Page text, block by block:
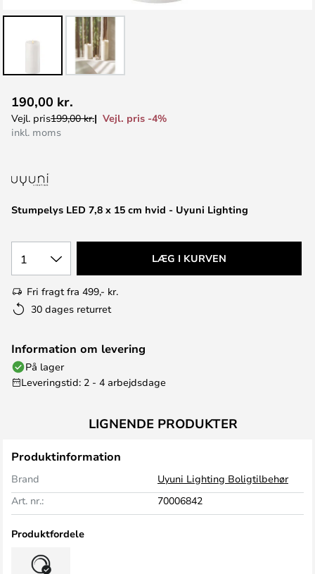
til
starten
Stumpelys LED 7,8 x 15 cm hvid - Uyuni Lighting
190,00 kr.
Vejl. pris199,00 kr.
Vejl. pris -4%
inkl. moms
1 LÆG I KURVEN
Fri fragt fra 499,- kr.
30 dages returret
Information om levering
På lager
Leveringstid: 2 - 4 arbejdsdage
LIGNENDE PRODUKTER
Produktinformation
Brand
Uyuni Lighting Boligtilbehør
Art. nr.:
70006842
Produktfordele